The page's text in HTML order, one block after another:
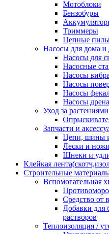
Мотоблоки
Бензобуры
Триммеры
Цепные
Насосы для дома и
Насосы для
Насосные
Насосы
Насосы
Насосы
Насосы
Уход за растениями
Запчасти и
Цепи, шины
Лески и
Шнеки и
Клейкая
Строительные
Вспомогательная
Средство от
Добавки для
растворов
Теплоизоляция /